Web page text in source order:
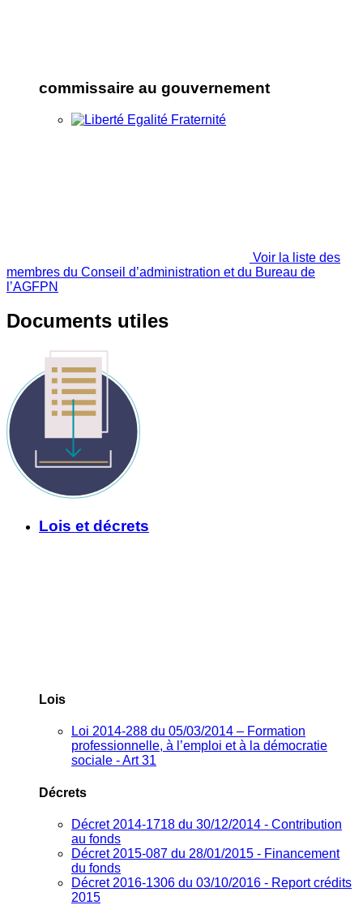
commissaire au gouvernement
Voir la liste des
membres du Conseil d’administration et du Bureau de
l’AGFPN
Documents utiles
Lois et décrets
Lois
Loi 2014-288 du 05/03/2014 – Formation
professionnelle, à l’emploi et à la démocratie
sociale - Art 31
Décrets
Décret 2014-1718 du 30/12/2014 - Contribution
au fonds
Décret 2015-087 du 28/01/2015 - Financement
du fonds
Décret 2016-1306 du 03/10/2016 - Report crédits
2015